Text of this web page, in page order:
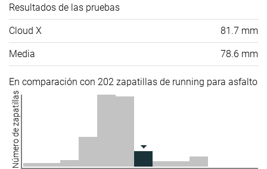
Resultados de las pruebas
Cloud X 81.7 mm
Media 78.6 mm
En comparación con 202 zapatillas de running para asfalto
Número de zapatillas